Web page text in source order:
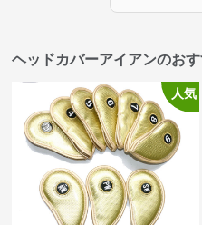
ヘッドカバーアイアンのお
人気